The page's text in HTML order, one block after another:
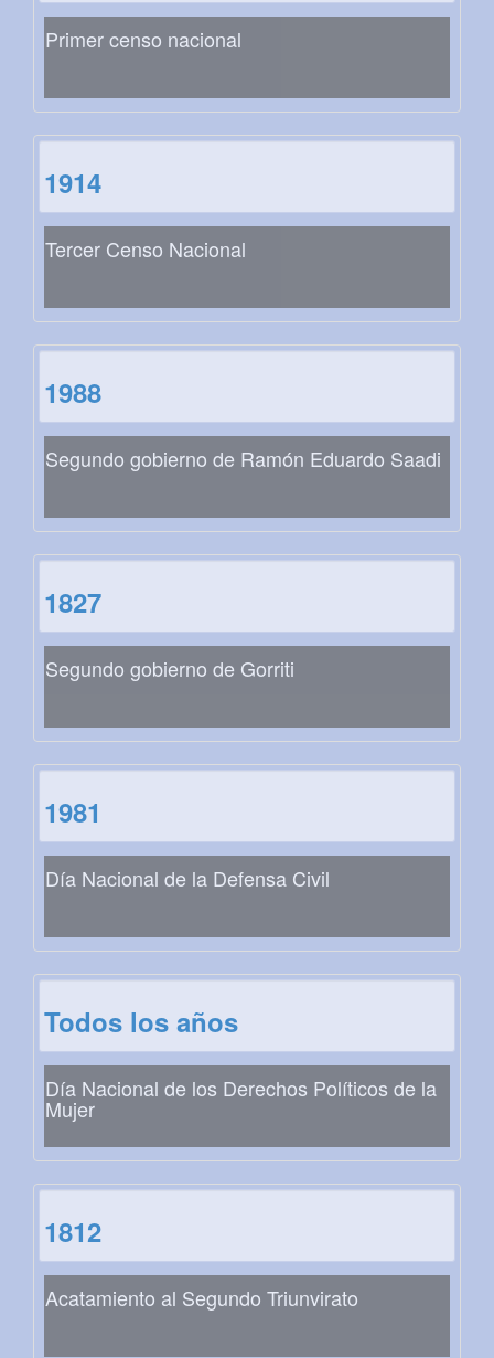
Primer censo nacional
1914
Tercer Censo Nacional
1988
Segundo gobierno de Ramón Eduardo Saadi
1827
Segundo gobierno de Gorriti
1981
Día Nacional de la Defensa Civil
Todos los años
Día Nacional de los Derechos Políticos de la
Mujer
1812
Acatamiento al Segundo Triunvirato